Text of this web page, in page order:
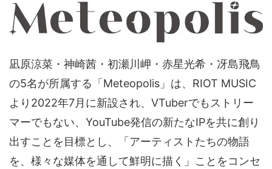
凪原涼菜・神崎茜・初瀬川岬・赤星光希・冴島飛鳥
の5名が所属する「Meteopolis」は、RIOT MUSIC
より2022年7月に新設され、VTuberでもストリー
マーでもない、YouTube発信の新たなIPを共に創り
出すことを目標とし、「アーティストたちの物語
を、様々な媒体を通して鮮明に描く」ことをコンセ